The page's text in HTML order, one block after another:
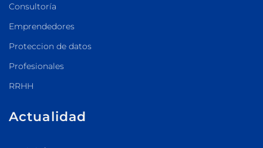
Consultoría
Emprendedores
Proteccion de datos
Profesionales
RRHH
Actualidad